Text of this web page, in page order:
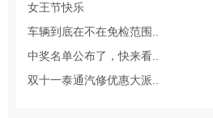
女王节快乐
车辆到底在不在免检范围..
中奖名单公布了，快来看..
双十一泰通汽修优惠大派..